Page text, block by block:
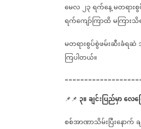
မေလ၂၃ရက်နေ့မတရား
ရက်ကျော်ကြာထိမကြားသိ
မတရားစွပ်စွဲဖမ်းဆီးခံရဆဲ
ကြပါတယ်။
📌📌 ၃။ချင်းပြည်မှာလေက
စစ်အာဏာသိမ်းပြီးနောက်